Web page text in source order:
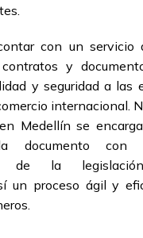
con un servicio
y
y seguridad a las
internacional.
Medellín se
documento con
de la
un proceso ágil y